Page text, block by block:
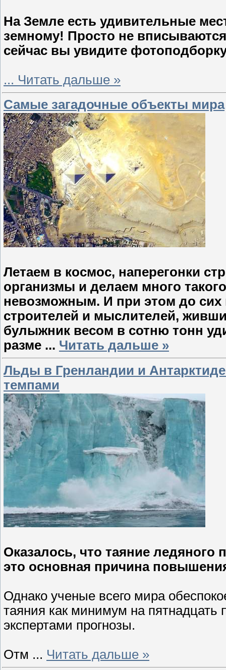
На Земле есть удивительные
земному! Просто не
сейчас вы увидите
... Читать дальше »
Самые загадочные объекты мира
Летаем в космос, наперегонки
организмы и делаем много
невозможным. И при этом до сих
строителей и мыслителей,
булыжник весом в сотню тонн
разме ... Читать дальше »
Льды в Гренландии и
темпами
Оказалось, что таяние
это основная причина
Однако ученые всего мира
таяния как минимум на пятнадцать
экспертами прогнозы.
Отм ... Читать дальше »